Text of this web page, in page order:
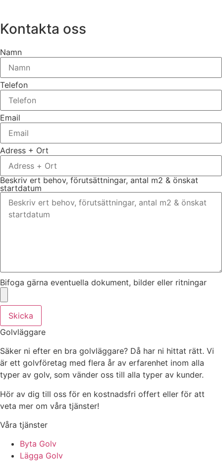
Kontakta oss
Namn
Telefon
Email
Adress + Ort
Beskriv ert behov, förutsättningar, antal m2 & önskat
startdatum
Bifoga gärna eventuella dokument, bilder eller ritningar
Skicka
Golvläggare
Säker ni efter en bra golvläggare? Då har ni hittat rätt. Vi
är ett golvföretag med flera år av erfarenhet inom alla
typer av golv, som vänder oss till alla typer av kunder.
Hör av dig till oss för en kostnadsfri offert eller för att
veta mer om våra tjänster!
Våra tjänster
Byta Golv
Lägga Golv